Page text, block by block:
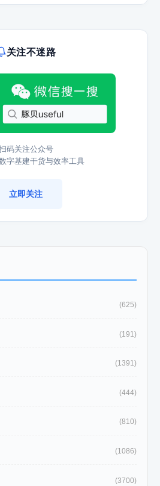
关注不迷路
码关注公众号
字基建干货与效率工具
立即关注
(625)
(191)
(1391)
(444)
(810)
(1086)
(3700)